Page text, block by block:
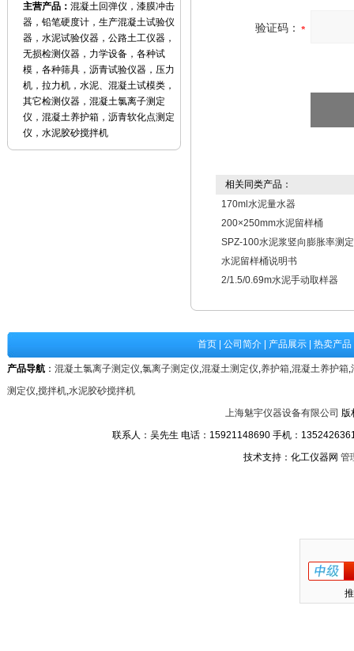
主营产品： 混凝土回弹仪，漆膜冲击
器，铅笔硬度计，生产混凝土试验仪
器，水泥试验仪器，公路土工仪器，
无损检测仪器，力学设备，各种试
模，各种筛具，沥青试验仪器，压力
机，拉力机，水泥、混凝土试模类，
其它检测仪器，混凝土氯离子测定
仪，混凝土养护箱，沥青软化点测定
仪，水泥胶砂搅拌机
验证码：
相关同类产品：
170ml水泥量水器
200×250mm水泥留样桶
SPZ-100水泥浆竖向膨胀率测
水泥留样桶说明书
2/1.5/0.69m水泥手动取样器
首页 公司简介 产品展示 热卖产品
产品导航 ： 混凝土氯离子测定仪,氯离子测定仪,混凝土测定仪,养护箱,混凝土养护箱,
测定仪,搅拌机,水泥胶砂搅拌机
上海魅宇仪器设备有限公司 版
联系人：吴先生 电话：15921148690 手机：
技术支持：化工仪器网 管